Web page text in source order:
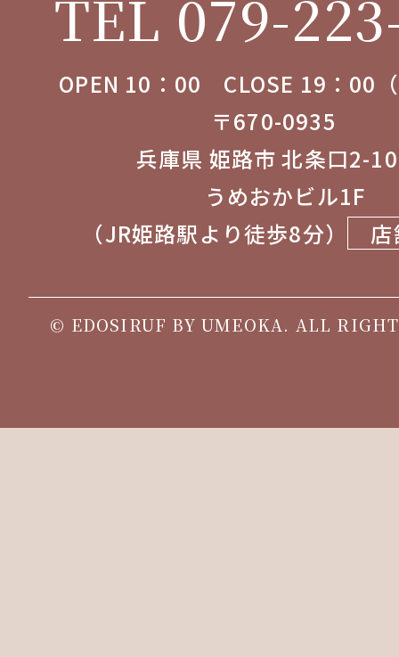
TEL 079-
OPEN 10：00 CLOSE 19：00
〒670-0935
兵庫県 姫路市 北条口
うめおかビル1F
（JR姫路駅より徒歩8分）
© EDOSIRUF BY UMEOKA. ALL